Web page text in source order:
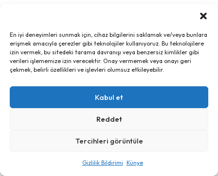
En iyi deneyimleri sunmak için, cihaz bilgilerini saklamak ve/veya bunlara
erişmek amacıyla çerezler gibi teknolojiler kullanıyoruz. Bu teknolojilere
izin vermek, bu sitedeki tarama davranışı veya benzersiz kimlikler gibi
verileri işlememize izin verecektir. Onay vermemek veya onayı geri
çekmek, belirli özellikleri ve işlevleri olumsuz etkileyebilir.
Kabul et
Reddet
Tercihleri görüntüle
Gizlilik Bildirimi Künye